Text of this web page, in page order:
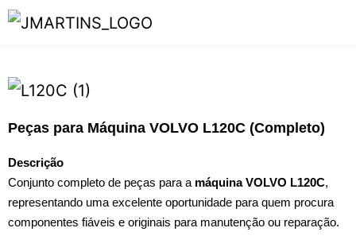
Peças para Máquina VOLVO L120C (Completo)
Descrição
Conjunto completo de peças para a máquina VOLVO L120C,
representando uma excelente oportunidade para quem procura
componentes fiáveis e originais para manutenção ou reparação.